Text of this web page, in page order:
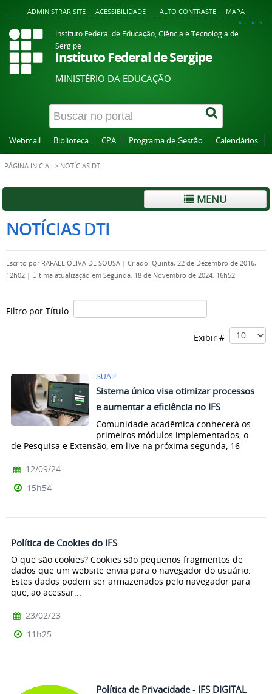
ADMINISTRAR SITE ACESSIBILIDADE - ALTO CONTRASTE MAPA
A+ A A-
Instituto Federal de Educação, Ciência e Tecnologia de
Sergipe
Instituto Federal de Sergipe
MINISTÉRIO DA EDUCAÇÃO
Webmail Biblioteca CPA Programa de Gestão Calendários
PÁGINA INICIAL > NOTÍCIAS DTI
MENU
NOTÍCIAS DTI
Escrito por RAFAEL OLIVA DE SOUSA | Criado: Quinta, 22 de Dezembro de 2016,
12h02 | Última atualização em Segunda, 18 de Novembro de 2024, 16h52
Filtro por Título
Exibir #
SUAP
Sistema único visa otimizar processos
e aumentar a eficiência no IFS
Comunidade acadêmica conhecerá os
primeiros módulos implementados, o
de Pesquisa e Extensão, em live na próxima segunda, 16
12/09/24
15h54
Política de Cookies do IFS
O que são cookies? Cookies são pequenos fragmentos de
dados que um website envia para o navegador do usuário.
Estes dados podem ser armazenados pelo navegador para
que, ao acessar...
23/02/23
11h25
Política de Privacidade - IFS DIGITAL